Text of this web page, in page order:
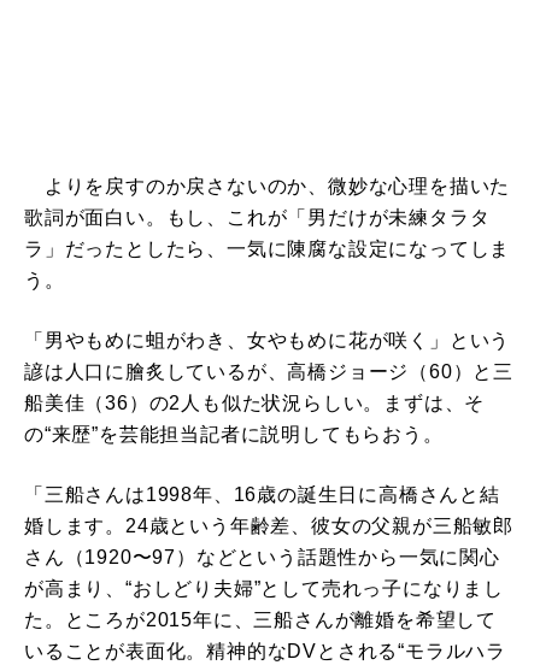
よりを戻すのか戻さないのか、微妙な心理を描いた
歌詞が面白い。もし、これが「男だけが未練タラタ
ラ」だったとしたら、一気に陳腐な設定になってしま
う。
「男やもめに蛆がわき、女やもめに花が咲く」という
諺は人口に膾炙しているが、高橋ジョージ（60）と三
船美佳（36）の2人も似た状況らしい。まずは、そ
の“来歴”を芸能担当記者に説明してもらおう。
「三船さんは1998年、16歳の誕生日に高橋さんと結
婚します。24歳という年齢差、彼女の父親が三船敏郎
さん（1920〜97）などという話題性から一気に関心
が高まり、“おしどり夫婦”として売れっ子になりまし
た。ところが2015年に、三船さんが離婚を希望して
いることが表面化。精神的なDVとされる“モラルハラ